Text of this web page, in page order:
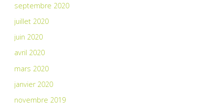
septembre 2020
juillet 2020
juin 2020
avril 2020
mars 2020
janvier 2020
novembre 2019